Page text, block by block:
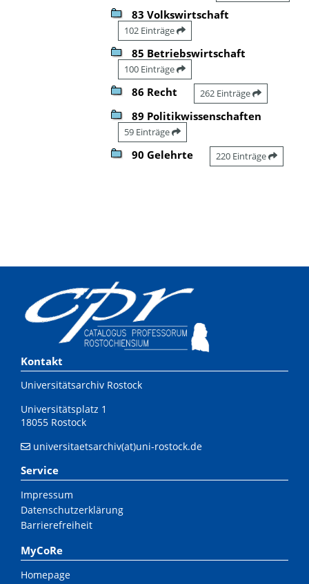
83 Volkswirtschaft
102 Einträge
85 Betriebswirtschaft
100 Einträge
86 Recht 262 Einträge
89 Politikwissenschaften
59 Einträge
90 Gelehrte 220 Einträge
Kontakt
Universitätsarchiv Rostock
Universitätsplatz 1
18055 Rostock
universitaetsarchiv(at)uni-rostock.de
Service
Impressum
Datenschutzerklärung
Barrierefreiheit
MyCoRe
Homepage